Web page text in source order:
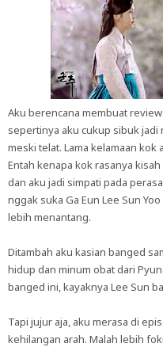
Aku berencana membuat
sepertinya aku cukup sibuk
meski telat. Lama kelamaan kok
Entah kenapa kok rasanya
dan aku jadi simpati pada
nggak suka Ga Eun Lee Sun
lebih menantang.
Ditambah aku kasian banged
hidup dan minum obat dari
banged ini, kayaknya Lee Sun
Tapi jujur aja, aku merasa di
kehilangan arah. Malah lebih